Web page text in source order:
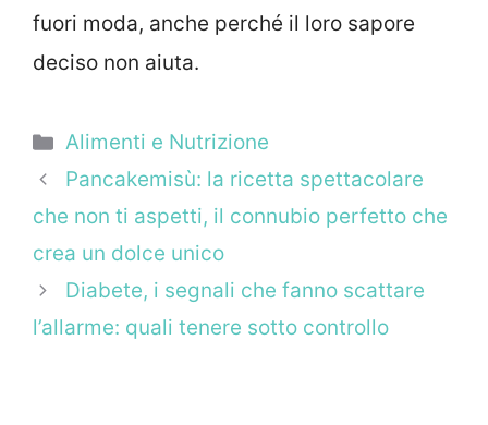
fuori moda, anche perché il loro sapore
deciso non aiuta.
Categorie
Alimenti e Nutrizione
Pancakemisù: la ricetta spettacolare
che non ti aspetti, il connubio perfetto che
crea un dolce unico
Diabete, i segnali che fanno scattare
l’allarme: quali tenere sotto controllo